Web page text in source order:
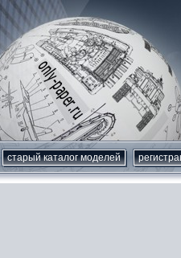
старый каталог моделей